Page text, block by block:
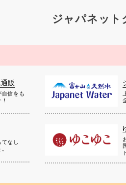
ジャパネット
販
信をも
なし